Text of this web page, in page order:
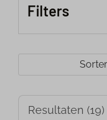
Filters
Resultaten (19)